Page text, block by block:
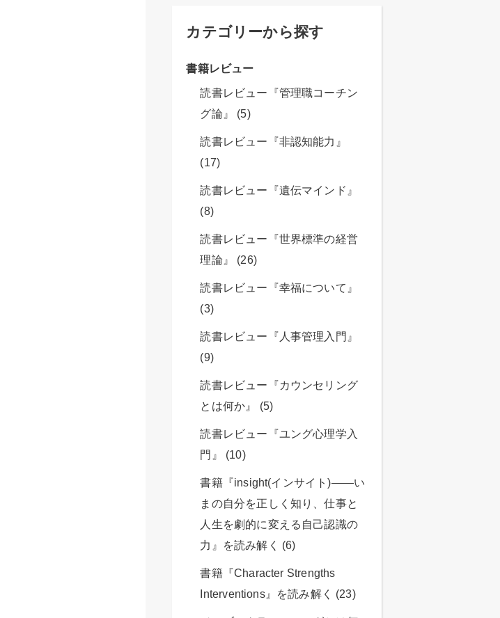
カテゴリーから探す
書籍レビュー
読書レビュー『管理職コーチン
グ論』 (5)
読書レビュー『非認知能力』
(17)
読書レビュー『遺伝マインド』
(8)
読書レビュー『世界標準の経営
理論』 (26)
読書レビュー『幸福について』
(3)
読書レビュー『人事管理入門』
(9)
読書レビュー『カウンセリング
とは何か』 (5)
読書レビュー『ユング心理学入
門』 (10)
書籍『insight(インサイト)――い
まの自分を正しく知り、仕事と
人生を劇的に変える自己認識の
力』を読み解く (6)
書籍『Character Strengths
Interventions』を読み解く (23)